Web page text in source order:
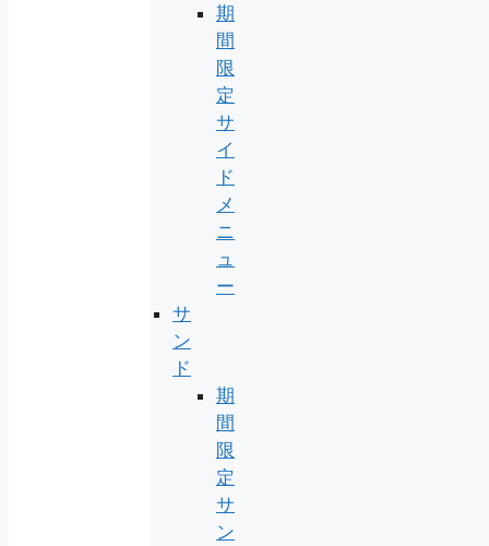
期
間
限
定
サ
イ
ド
メ
ニ
ュ
ー
サ
ン
ド
期
間
限
定
サ
ン